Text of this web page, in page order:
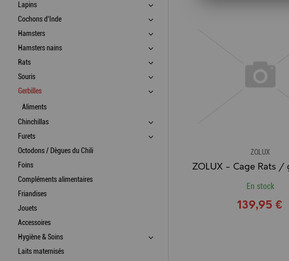
Lapins
Cochons d'Inde
Hamsters
Hamsters nains
Rats
Souris
Gerbilles
Aliments
Chinchillas
Furets
Octodons / Dègues du Chili
Foins
Compléments alimentaires
Friandises
Jouets
Accessoires
Hygiène & Soins
Laits maternisés
ZOLUX
En stock
139,95 €